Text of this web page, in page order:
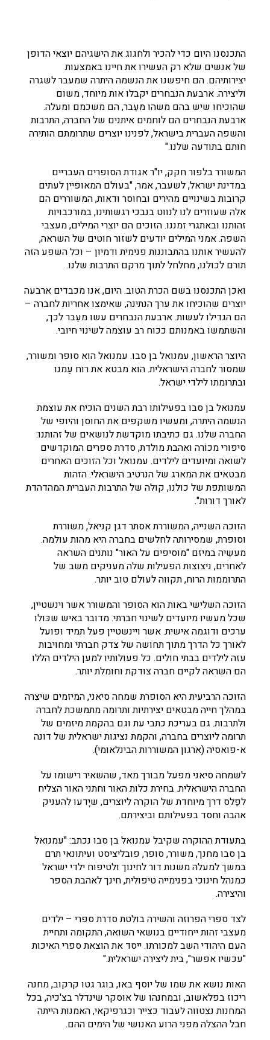
התכנסנו היום כדי להכיר ולחגוג את הישגיהם יוצאי הדופן
של אנשים שלא רק העשירו את חיינו באמצעות
יצירותיהם. הם חיפשנו את הנשמה היתרה שמעבר לשגרה
וליצירה. ארבעת הנבחרים יקבלו אות מיוחד, משום
שהוכיחו שיש בהם משהו מעֵבר, הם משכמם ומעלה.
ארבעת הנבחרים הם לוחמים איתנים של החברה, התרבות
והשפה העברית בישראל, לפנינו יוצרים שתרומתם הותירה
חותם בתודעה שלנו."
המשורר בלפור חקק, יו"ר אגודת הסופרים העבריים
במדינת ישראל, לשעבר, אמר, "בעולם המאופיין לעתים
קרובות בשינויים מהירים ובחוסר ודאות, המשוררים הם
אלה שעוזרים לנו לנווט בנבכי רגשותינו, במורכבויות
זהותנו ובאתגרי זמננו. הזוכים הם יוצרי המילים, מעצבי
השפה. אמני המילים יודעים לשזור חוטים של השראה,
להעשיר אותנו בהתבוננות פנימית ודמיון – וכל השפע הזה
תורם לכולנו, מחלחל לתוך מרקם התרבות שלנו.
ואכן התכנסנו בשם הכרת הטוב. היום, אנו מכבדים ארבעה
יוצרים שהוכיחו את ערך הנתינה, שאימצו אחריות לחברה –
הם הגדילו לעשות. ארבעת הנבחרים עשו מעֵבר לכך,
והשתמשו באמנותם ככוח רב עוצמה לשינוי חיובי.
היוצר הראשון, עמנואל בן סבו. עמנואל הוא סופר ומשורר,
שמסור לחברה הישראלית. הוא מבטא את רוח עַמנו
ובתרומתו לילדי ישראל.
עמנואל בן סבו בפעילותו רבת השנים הוכיח את עוצמת
הנשמה היתרה, ומעשיו משקפים את החוסן והיופי של
החברה שלנו. גם כתיבתו מוקדשת לנושאים של זהותנו:
סיפורי מכוֹרה ואהבת מולדת, סדרת ספרים המוקדשים
לשואה ומיועדים לילדים. עמנואל וכל הזוכים האחרים
מבטאים את המארג של הנרטיב הישראלי. הזהות
המשותפת של כולנו, קולה של התרבות העברית המהדהדת
לאורך דורות".
הזוכה השנייה, המשוררת אסתר דגן קניאל, משוררת
וסופרת, שמסירותה לחלשים בחברה היא מהות עולמה.
מעשֶיה במיזם "מוסיפים על האור" נותנים השראה
לאחרים, ניצוצות הפעילות שלה מעניקים משב של
התרוממות הרוח, תקווה לעולם טוב יותר.
הזוכה השלישי באות הוא הסופר והמשורר אשר וינשטיין,
שכל מעשיו מיועדים לשינוי חברתי. מדובר באיש שכּולו
ערכים ודוגמה אישית. אשר ויינשטיין פעל תמיד ופועל
לאורך כל הדרך מתוך תחושה של צדק חברתי ומחויבות
עזה לילדים בבתי חולים. כל פעולותיו למען הילדים הללו
הם השראה לקיים חברה צודקת וחומלת יותר.
הזוכה הרביעית היא הסופרת שמחה סיאני, המיזמים שיצרה
במהלך חייה מבטאים יצירתיות ותרומה מתמשכת לחברה
ולתרבות. גם בעריכת כתבי עת וגם בהקמת מיזמים של
תרומה ליוצרים בחברה, והקמת נציגות ישראלית של דונה
א-פואסיה (ארגון המשוררות הבינלאומי).
לשמחה סיאני מפעל מבורך מאד, שהשאיר רישומו על
החברה הישראלית. בחירת כלות האור וחתני האור הצליח
לפַלס דרך מיוחדת של הוקרה ליוצרים, שיָדעו להעניק
אהבה וחסד בפעילותם וביצירתם.
בתעודת ההוקרה שקיבל עמנואל בן סבו נכתב: "עמנואל
בן סבו מחנך, משורר, סופר, פובליציסט ועיתונאי תרם
במשך למעלה משנות דור לחינוך ולטיפוח ילדי ישראל
כמנהל חינוכי בפנימייה טיפולית, חינך לאהבת הספר
והיצירה.
לצד ספרי הפרוזה והשירה בולטת סדרת ספרי – ילדים
מעצבי זהות ייחודיים בנושאי השואה, התקומה ותחיית
העם היהודי השב למכורתו. ייסד את הוצאת ספרי האיכות
"עכשיו אפשר", בית ליצירה ישראלית."
האות נושא את שמו של יוסף באו, בוגר גטו קרקוב, מחנה
ריכוז בפלאשוב, ובמחנהו של אוסקר שינדלר בצ'כיה, בכל
המחנות נצטווה לעבוד כצייר וכגרפיקאי, האמנות הייתה
חבל ההצלה מפני הרוע האנושי של הימים ההם.